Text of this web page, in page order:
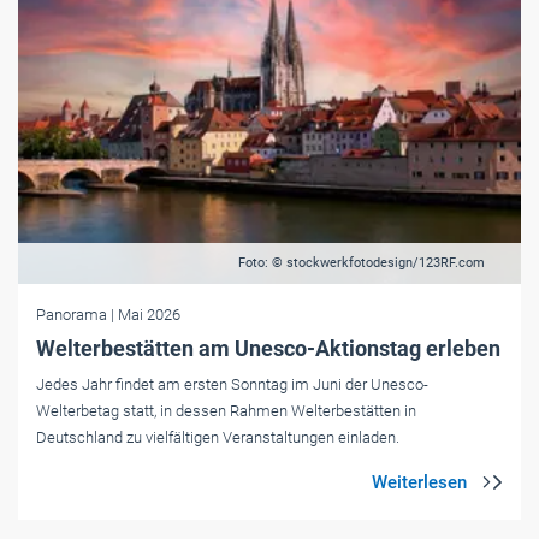
Foto: © stockwerkfotodesign/123RF.com
Panorama | Mai 2026
Welterbestätten am Unesco-Aktionstag erleben
Jedes Jahr findet am ersten Sonntag im Juni der Unesco-
Welterbetag statt, in dessen Rahmen Welterbestätten in
Deutschland zu vielfältigen Veranstaltungen einladen.